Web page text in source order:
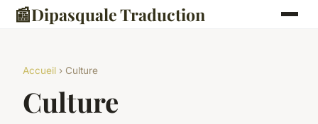
📰Dipasquale Traduction
Accueil › Culture
Culture